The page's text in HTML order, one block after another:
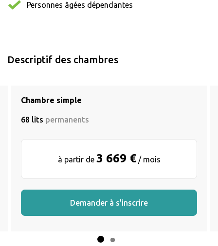
Personnes âgées dépendantes
Descriptif des chambres
Chambre simple
68 lits permanents
à partir de 3 669 €/ mois
Demander à s'inscrire